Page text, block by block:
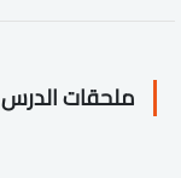
ملحقات الدرس